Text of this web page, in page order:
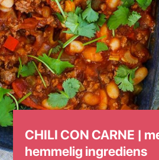
CHILI CON CARNE |
hemmelig ingrediens